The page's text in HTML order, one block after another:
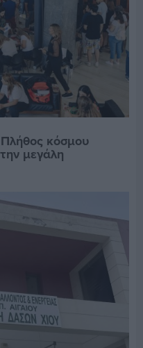
κόσμου
μεγάλη